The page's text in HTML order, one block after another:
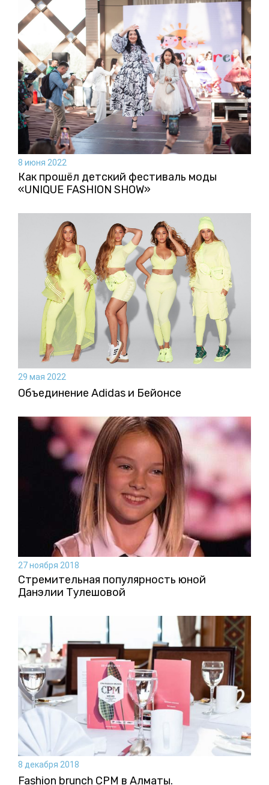
8 июня 2022
Как прошёл детский фестиваль моды
«UNIQUE FASHION SHOW»
29 мая 2022
Объединение Adidas и Бейонсе
27 ноября 2018
Стремительная популярность юной
Данэлии Тулешовой
8 декабря 2018
Fashion brunch CPM в Алматы.